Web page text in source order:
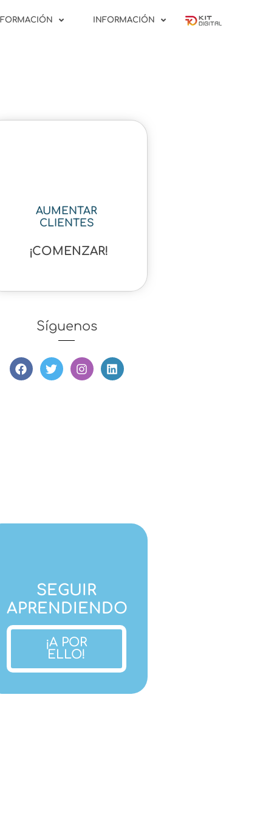
FORMACIÓN INFORMACIÓN
AUMENTAR
CLIENTES
¡COMENZAR!
Síguenos
SEGUIR
APRENDIENDO
¡A POR
ELLO!